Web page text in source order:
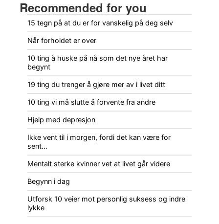
Recommended for you
15 tegn på at du er for vanskelig på deg selv
Når forholdet er over
10 ting å huske på nå som det nye året har
begynt
19 ting du trenger å gjøre mer av i livet ditt
10 ting vi må slutte å forvente fra andre
Hjelp med depresjon
Ikke vent til i morgen, fordi det kan være for
sent…
Mentalt sterke kvinner vet at livet går videre
Begynn i dag
Utforsk 10 veier mot personlig suksess og indre
lykke